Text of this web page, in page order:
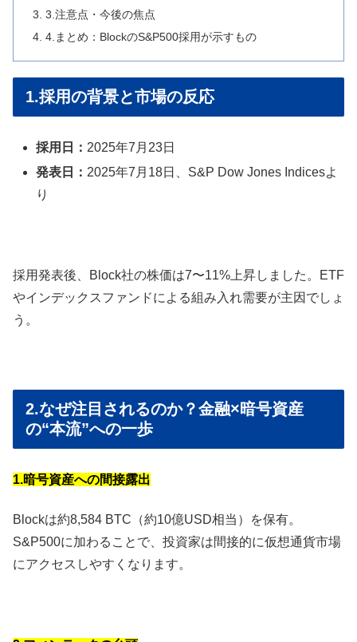
3.注意点・今後の焦点
4.まとめ：BlockのS&P500採用が示すもの
1.採用の背景と市場の反応
採用日： 2025年7月23日
発表日： 2025年7月18日、S&P Dow Jones Indicesよ
り
採用発表後、Block社の株価は7〜11%上昇しました。ETF
やインデックスファンドによる組み入れ需要が主因でしょ
う。
2.なぜ注目されるのか？金融×暗号資産
の“本流”への一歩
1.暗号資産への間接露出
Blockは約8,584 BTC（約10億USD相当）を保有。
S&P500に加わることで、投資家は間接的に仮想通貨市場
にアクセスしやすくなります。